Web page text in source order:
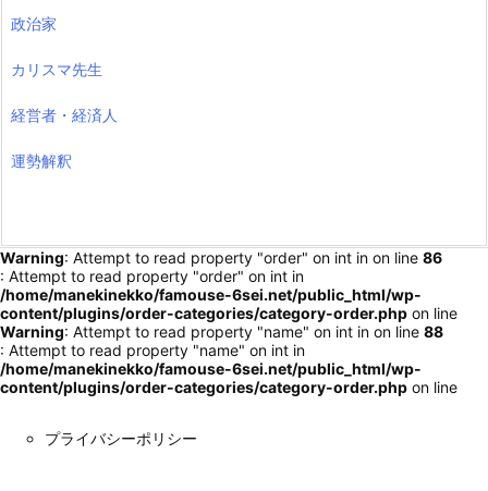
政治家
カリスマ先生
経営者・経済人
運勢解釈
Warning: Attempt to read property "order" on int in on line 86
: Attempt to read property "order" on int in
/home/manekinekko/famouse-6sei.net/public_html/wp-
content/plugins/order-categories/category-order.php on line
Warning: Attempt to read property "name" on int in on line 88
: Attempt to read property "name" on int in
/home/manekinekko/famouse-6sei.net/public_html/wp-
content/plugins/order-categories/category-order.php on line
プライバシーポリシー